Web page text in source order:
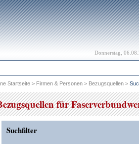
Donnerstag,
Startseite > Firmen & Personen > Bezugsquellen >
für
Suchfilter